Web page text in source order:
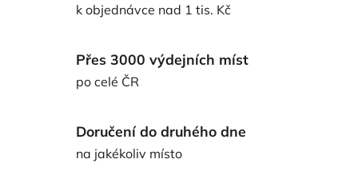
k objednávce nad 1 tis. Kč
Přes 3000 výdejních míst
po celé ČR
Doručení do druhého dne
na jakékoliv místo